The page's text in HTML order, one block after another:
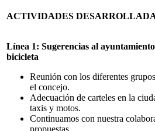
ACTIVIDADES
Línea 1: Sugerencias al
bicicleta
Reunión con los diferentes
el concejo.
Adecuación de carteles en la
taxis y motos.
Continuamos con nuestra